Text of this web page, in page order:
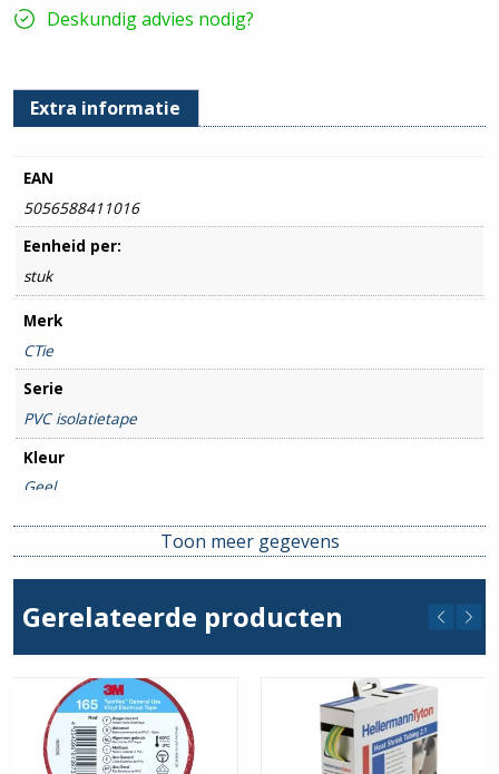
Deskundig advies nodig?
Extra informatie
EAN
5056588411016
Eenheid per:
stuk
Merk
CTie
Serie
PVC isolatietape
Kleur
Geel
Toon meer gegevens
Gerelateerde producten